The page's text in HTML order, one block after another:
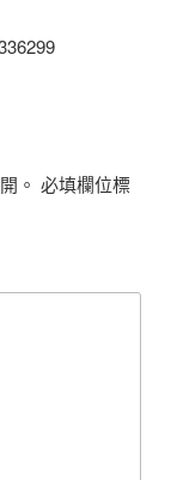
。 必填欄位標